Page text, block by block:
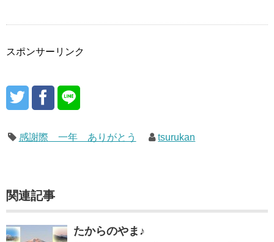
スポンサーリンク
感謝際 一年 ありがとう tsurukan
関連記事
たからのやま♪